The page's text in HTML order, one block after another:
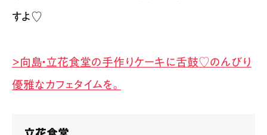
すよ♡
>向島・立花食堂の手作りケーキに舌鼓♡のんびり
優雅なカフェタイムを。